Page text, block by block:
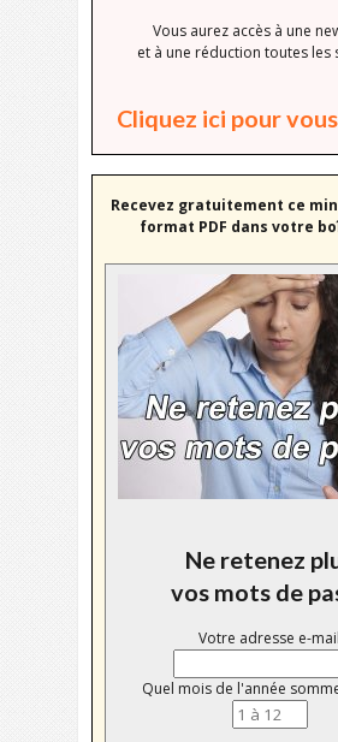
Vous aurez accès à une
et à une réduction toutes les
Cliquez ici pour
Recevez gratuitement ce
format PDF dans votre
Ne retenez
vos mots de
Votre adresse e-mail
Quel mois de l'année